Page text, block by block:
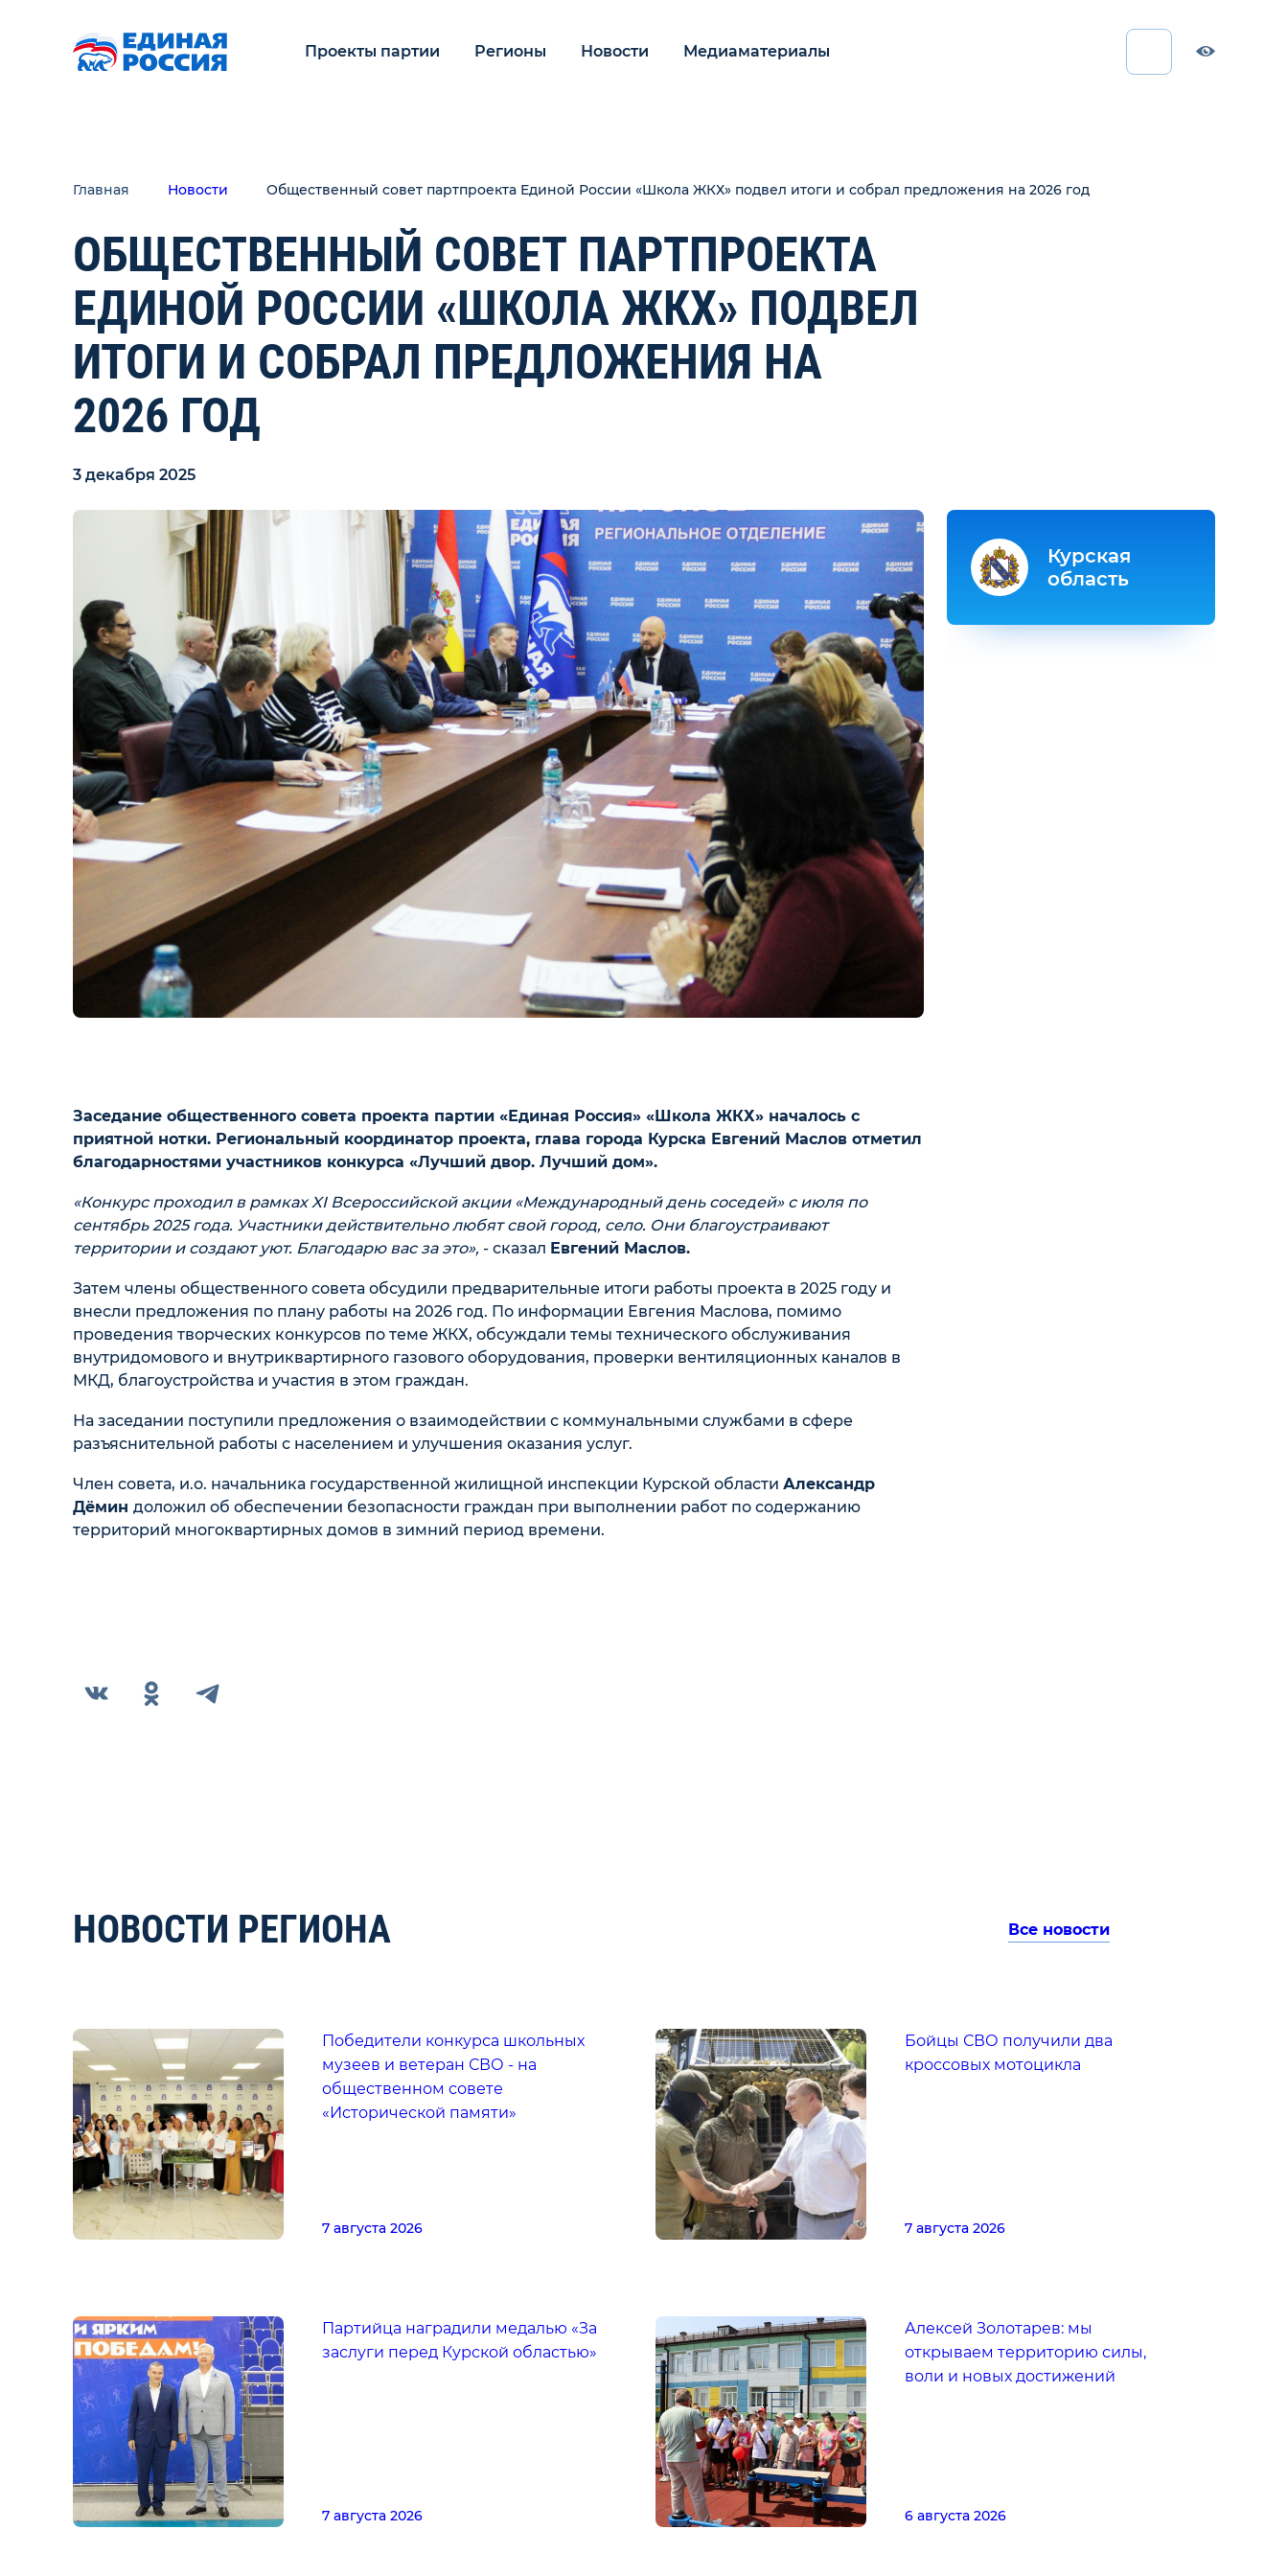
Проекты партии Регионы Новости Медиаматериалы
Главная Новости Общественный совет партпроекта Единой России «Школа ЖКХ» подвел итоги и собрал предложения на 2026 год
ОБЩЕСТВЕННЫЙ СОВЕТ ПАРТПРОЕКТА
ЕДИНОЙ РОССИИ «ШКОЛА ЖКХ» ПОДВЕЛ
ИТОГИ И СОБРАЛ ПРЕДЛОЖЕНИЯ НА
2026 ГОД
3 декабря 2025
Заседание общественного совета проекта партии «Единая Россия» «Школа ЖКХ» началось с
приятной нотки. Региональный координатор проекта, глава города Курска Евгений Маслов отметил
благодарностями участников конкурса «Лучший двор. Лучший дом».
«Конкурс проходил в рамках XI Всероссийской акции «Международный день соседей» с июля по
сентябрь 2025 года. Участники действительно любят свой город, село. Они благоустраивают
территории и создают уют. Благодарю вас за это», - сказал Евгений Маслов.
Затем члены общественного совета обсудили предварительные итоги работы проекта в 2025 году и
внесли предложения по плану работы на 2026 год. По информации Евгения Маслова, помимо
проведения творческих конкурсов по теме ЖКХ, обсуждали темы технического обслуживания
внутридомового и внутриквартирного газового оборудования, проверки вентиляционных каналов в
МКД, благоустройства и участия в этом граждан.
На заседании поступили предложения о взаимодействии с коммунальными службами в сфере
разъяснительной работы с населением и улучшения оказания услуг.
Член совета, и.о. начальника государственной жилищной инспекции Курской области Александр
Дёмин доложил об обеспечении безопасности граждан при выполнении работ по содержанию
территорий многоквартирных домов в зимний период времени.
Курская
область
НОВОСТИ РЕГИОНА Все новости
Победители конкурса школьных
музеев и ветеран СВО - на
общественном совете
«Исторической памяти»
7 августа 2026
Партийца наградили медалью «За
заслуги перед Курской областью»
7 августа 2026
Бойцы СВО получили два
кроссовых мотоцикла
7 августа 2026
Алексей Золотарев: мы
открываем территорию силы,
воли и новых достижений
6 августа 2026